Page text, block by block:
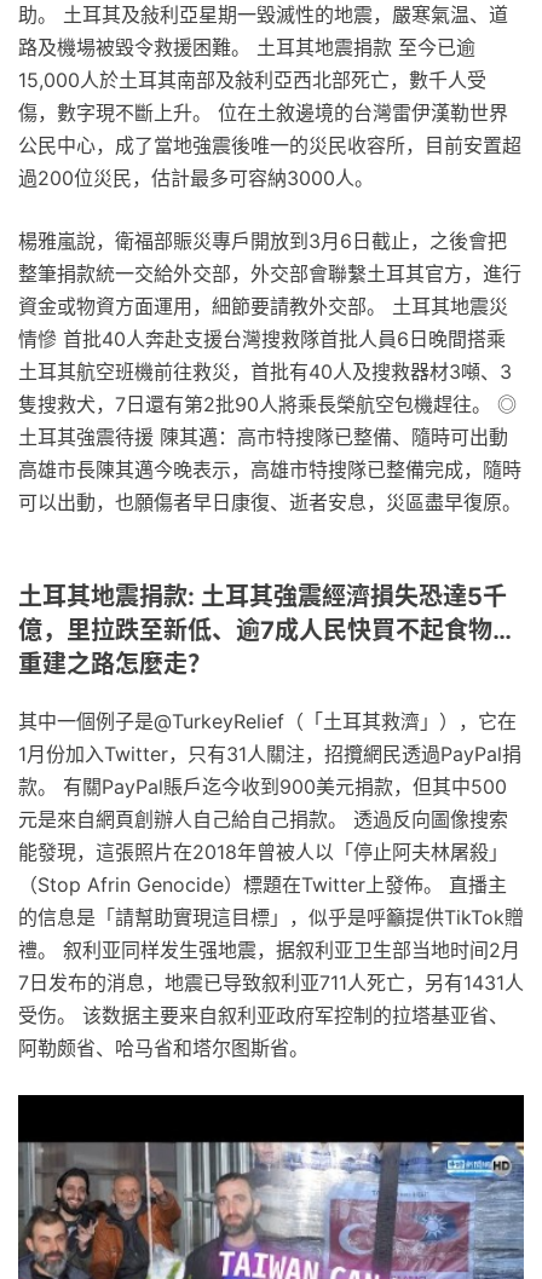
助。 土耳其及敍利亞星期一毀滅性的地震，嚴寒氣温、道
路及機場被毀令救援困難。 土耳其地震捐款 至今已逾
15,000人於土耳其南部及敍利亞西北部死亡，數千人受
傷，數字現不斷上升。 位在土敘邊境的台灣雷伊漢勒世界
公民中心，成了當地強震後唯一的災民收容所，目前安置超
過200位災民，估計最多可容納3000人。
楊雅嵐說，衛福部賑災專戶開放到3月6日截止，之後會把
整筆捐款統一交給外交部，外交部會聯繫土耳其官方，進行
資金或物資方面運用，細節要請教外交部。 土耳其地震災
情慘 首批40人奔赴支援台灣搜救隊首批人員6日晚間搭乘
土耳其航空班機前往救災，首批有40人及搜救器材3噸、3
隻搜救犬，7日還有第2批90人將乘長榮航空包機趕往。 ◎
土耳其強震待援 陳其邁：高市特搜隊已整備、隨時可出動
高雄市長陳其邁今晚表示，高雄市特搜隊已整備完成，隨時
可以出動，也願傷者早日康復、逝者安息，災區盡早復原。
土耳其地震捐款: 土耳其強震經濟損失恐達5千
億，里拉跌至新低、逾7成人民快買不起食物…
重建之路怎麼走？
其中一個例子是@TurkeyRelief（「土耳其救濟」），它在
1月份加入Twitter，只有31人關注，招攬網民透過PayPal捐
款。 有關PayPal賬戶迄今收到900美元捐款，但其中500
元是來自網頁創辦人自己給自己捐款。 透過反向圖像搜索
能發現，這張照片在2018年曾被人以「停止阿夫林屠殺」
（Stop Afrin Genocide）標題在Twitter上發佈。 直播主
的信息是「請幫助實現這目標」，似乎是呼籲提供TikTok贈
禮。 叙利亚同样发生强地震，据叙利亚卫生部当地时间2月
7日发布的消息，地震已导致叙利亚711人死亡，另有1431人
受伤。 该数据主要来自叙利亚政府军控制的拉塔基亚省、
阿勒颇省、哈马省和塔尔图斯省。